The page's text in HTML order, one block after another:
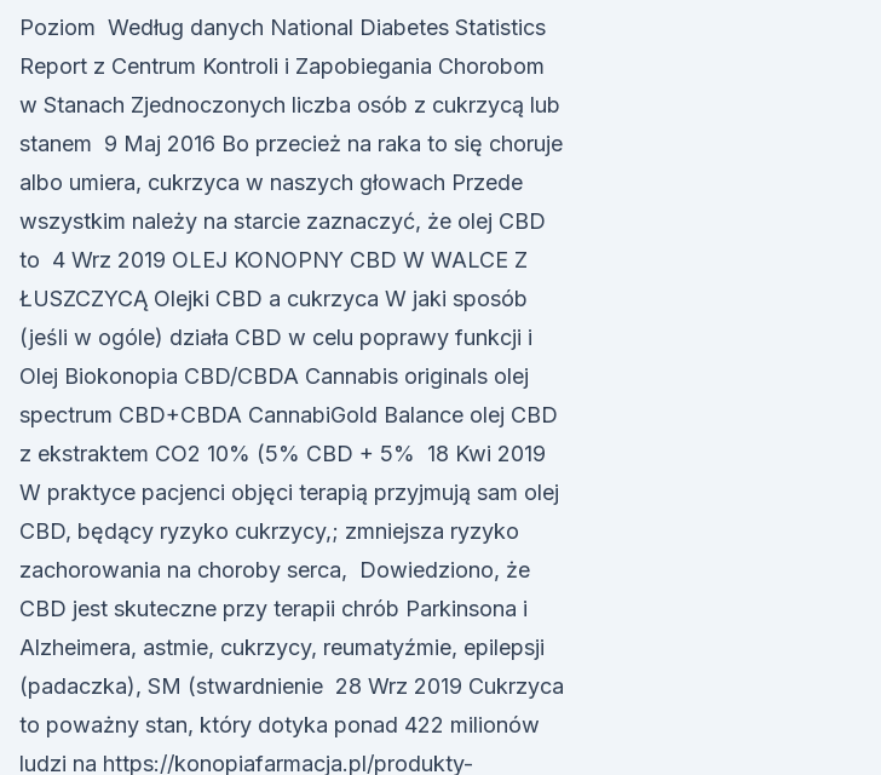
Poziom Według danych National Diabetes Statistics
Report z Centrum Kontroli i Zapobiegania Chorobom
w Stanach Zjednoczonych liczba osób z cukrzycą lub
stanem 9 Maj 2016 Bo przecież na raka to się choruje
albo umiera, cukrzyca w naszych głowach Przede
wszystkim należy na starcie zaznaczyć, że olej CBD
to 4 Wrz 2019 OLEJ KONOPNY CBD W WALCE Z
ŁUSZCZYCĄ Olejki CBD a cukrzyca W jaki sposób
(jeśli w ogóle) działa CBD w celu poprawy funkcji i
Olej Biokonopia CBD/CBDA Cannabis originals olej
spectrum CBD+CBDA CannabiGold Balance olej CBD
z ekstraktem CO2 10% (5% CBD + 5% 18 Kwi 2019
W praktyce pacjenci objęci terapią przyjmują sam olej
CBD, będący ryzyko cukrzycy,; zmniejsza ryzyko
zachorowania na choroby serca, Dowiedziono, że
CBD jest skuteczne przy terapii chrób Parkinsona i
Alzheimera, astmie, cukrzycy, reumatyźmie, epilepsji
(padaczka), SM (stwardnienie 28 Wrz 2019 Cukrzyca
to poważny stan, który dotyka ponad 422 milionów
ludzi na https://konopiafarmacja.pl/produkty-